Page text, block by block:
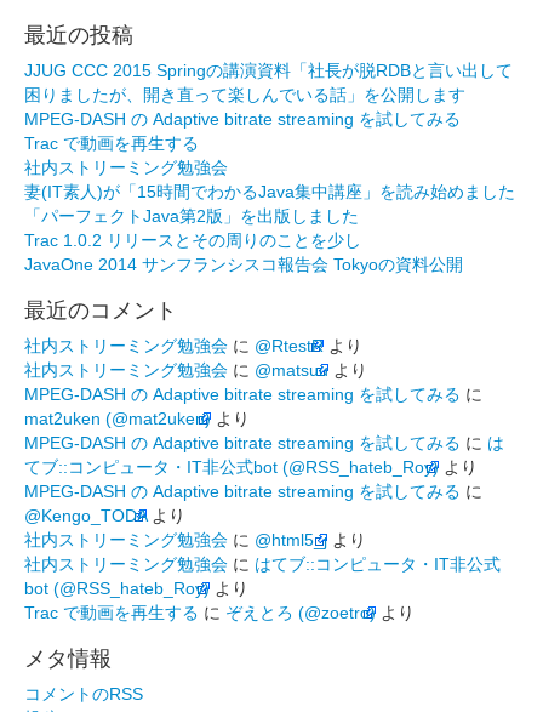
最近の投稿
JJUG CCC 2015 Springの講演資料「社長が脱RDBと言い出して
困りましたが、開き直って楽しんでいる話」を公開します
MPEG-DASH の Adaptive bitrate streaming を試してみる
Trac で動画を再生する
社内ストリーミング勉強会
妻(IT素人)が「15時間でわかるJava集中講座」を読み始めました
「パーフェクトJava第2版」を出版しました
Trac 1.0.2 リリースとその周りのことを少し
JavaOne 2014 サンフランシスコ報告会 Tokyoの資料公開
最近のコメント
社内ストリーミング勉強会 に @RtestR より
社内ストリーミング勉強会 に @matsuu より
MPEG-DASH の Adaptive bitrate streaming を試してみる に
mat2uken (@mat2uken) より
MPEG-DASH の Adaptive bitrate streaming を試してみる に は
てブ::コンピュータ・IT非公式bot (@RSS_hateb_Roy) より
MPEG-DASH の Adaptive bitrate streaming を試してみる に
@Kengo_TODAより
社内ストリーミング勉強会 に @html5_j より
社内ストリーミング勉強会 に はてブ::コンピュータ・IT非公式
bot (@RSS_hateb_Roy) より
Trac で動画を再生する に ぞえとろ (@zoetro) より
メタ情報
コメントのRSS